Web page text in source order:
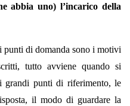
abbia uno) l’incarico della
punti di domanda sono i motivi
tutto avviene quando si
grandi punti di riferimento, le
il modo di guardare la